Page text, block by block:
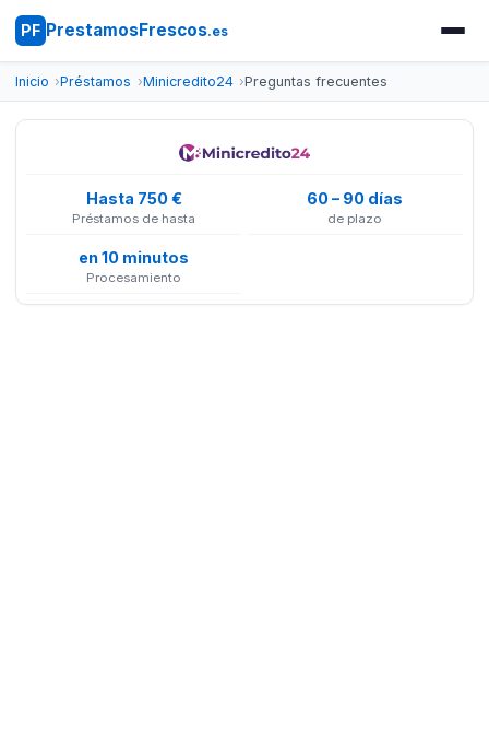
PF PrestamosFrescos.es
Inicio Préstamos Minicredito24 Preguntas frecuentes
Hasta 750 €
Préstamos de hasta
60 – 90 días
de plazo
en 10 minutos
Procesamiento